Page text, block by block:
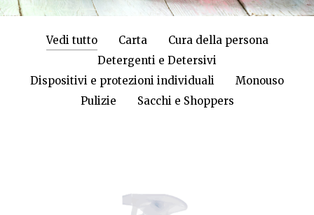
Vedi tutto Carta
Cura della persona
Detergenti e Detersivi
Dispositivi e protezioni individuali
Monouso
Pulizie
Sacchi e Shoppers